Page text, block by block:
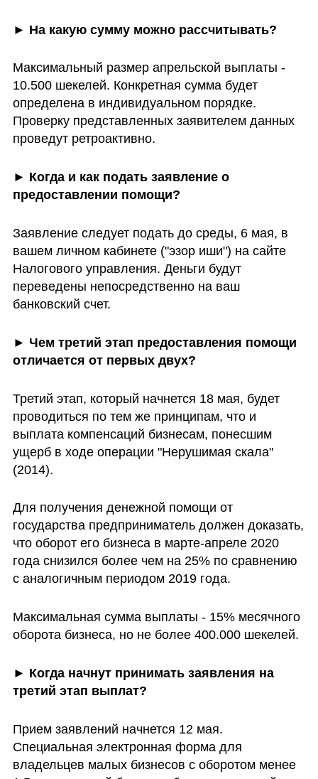
► На какую сумму можно рассчитывать?
Максимальный размер апрельской выплаты -
10.500 шекелей. Конкретная сумма будет
определена в индивидуальном порядке.
Проверку представленных заявителем данных
проведут ретроактивно.
► Когда и как подать заявление о
предоставлении помощи?
Заявление следует подать до среды, 6 мая, в
вашем личном кабинете ("эзор иши") на сайте
Налогового управления. Деньги будут
переведены непосредственно на ваш
банковский счет.
► Чем третий этап предоставления помощи
отличается от первых двух?
Третий этап, который начнется 18 мая, будет
проводиться по тем же принципам, что и
выплата компенсаций бизнесам, понесшим
ущерб в ходе операции "Нерушимая скала"
(2014).
Для получения денежной помощи от
государства предприниматель должен доказать,
что оборот его бизнеса в марте-апреле 2020
года снизился более чем на 25% по сравнению
с аналогичным периодом 2019 года.
Максимальная сумма выплаты - 15% месячного
оборота бизнеса, но не более 400.000 шекелей.
► Когда начнут принимать заявления на
третий этап выплат?
Прием заявлений начнется 12 мая.
Специальная электронная форма для
владельцев малых бизнесов с оборотом менее